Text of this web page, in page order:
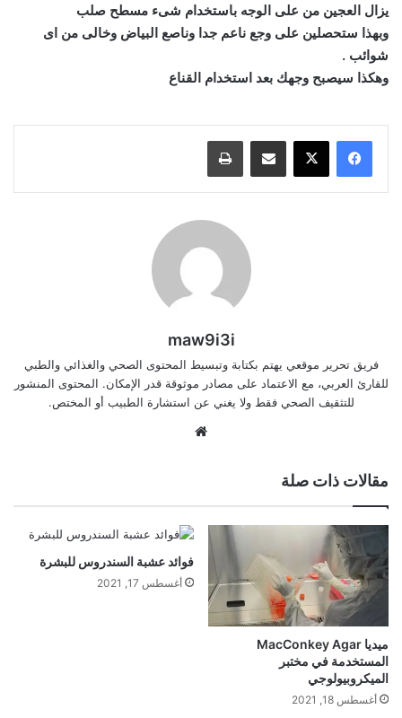
يزال العجين من على الوجه باستخدام شىء مسطح صلب
وبهذا ستحصلين على وجع ناعم جدا وناصع البياض وخالى من اى
شوائب .
وهكذا سيصبح وجهك بعد استخدام القناع
مشاركة عبر البريد طباعة
maw9i3i
فريق تحرير موقعي يهتم بكتابة وتبسيط المحتوى الصحي والغذائي والطبي
للقارئ العربي، مع الاعتماد على مصادر موثوقة قدر الإمكان. المحتوى المنشور
للتثقيف الصحي فقط ولا يغني عن استشارة الطبيب أو المختص.
مقالات ذات صلة
ميديا MacConkey Agar
المستخدمة في مختبر
الميكروبيولوجي
أغسطس 18, 2021
فوائد عشبة السندروس للبشرة
أغسطس 17, 2021